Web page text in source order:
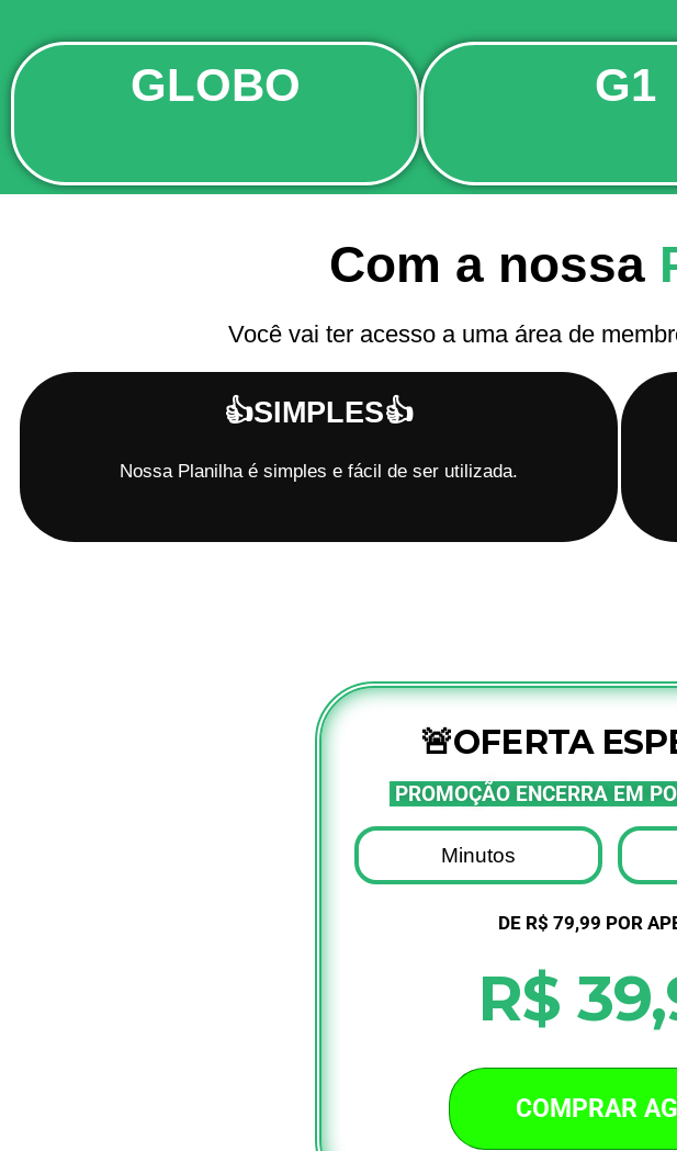
GLOBO G1
Com a nossa
Você vai ter acesso a uma área de
👍SIMPLES👍
Nossa Planilha é simples e fácil de ser utilizada.
🚨OFERTA
PROMOÇÃO ENCERRA EM
Minutos
DE R$ 79,99 POR
R$
COMPRAR